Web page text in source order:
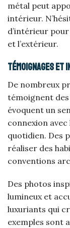
métal peut
intérieur.
d’intérieur
et l’extérieur.
Témoignages et
De nombreux
témoignent des
évoquent un
connexion
quotidien. Des
réaliser des
conventions
Des photos
lumineux et
luxuriants qui
exemples sont